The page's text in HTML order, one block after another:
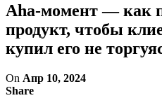
Aha-момент — как
продукт, чтобы
купил его не
On Апр 10, 2024
Share